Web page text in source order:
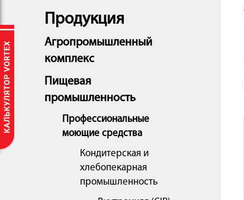
Продукция
Агропромышленный
комплекс
Пищевая
промышленность
Профессиональные
моющие средства
Кондитерская и
хлебопекарная
промышленность